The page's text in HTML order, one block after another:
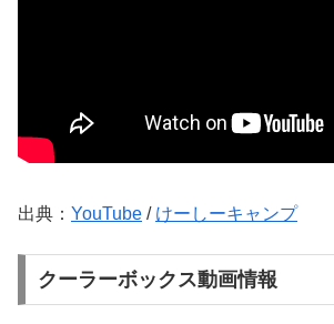
出典： YouTube / けーしーキャンプ
クーラーボックス動画情報